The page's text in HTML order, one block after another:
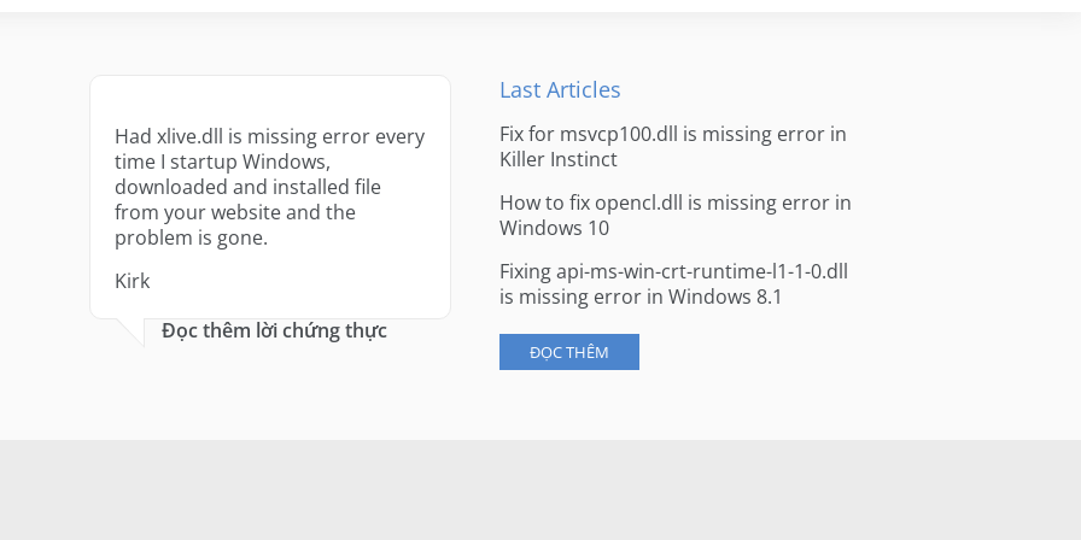
Had xlive.dll is missing error every
time I startup Windows,
downloaded and installed file
from your website and the
problem is gone.
Kirk
Đọc thêm lời chứng thực
Last Articles
Fix for msvcp100.dll is missing error in
Killer Instinct
How to fix opencl.dll is missing error in
Windows 10
Fixing api-ms-win-crt-runtime-l1-1-0.dll
is missing error in Windows 8.1
ĐỌC THÊM